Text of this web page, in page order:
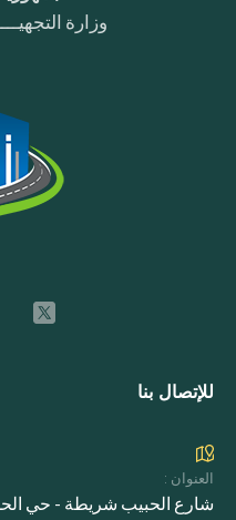
وزارة
للإتصال بنا
العنوان :
شارع الحبيب شريطة - حي